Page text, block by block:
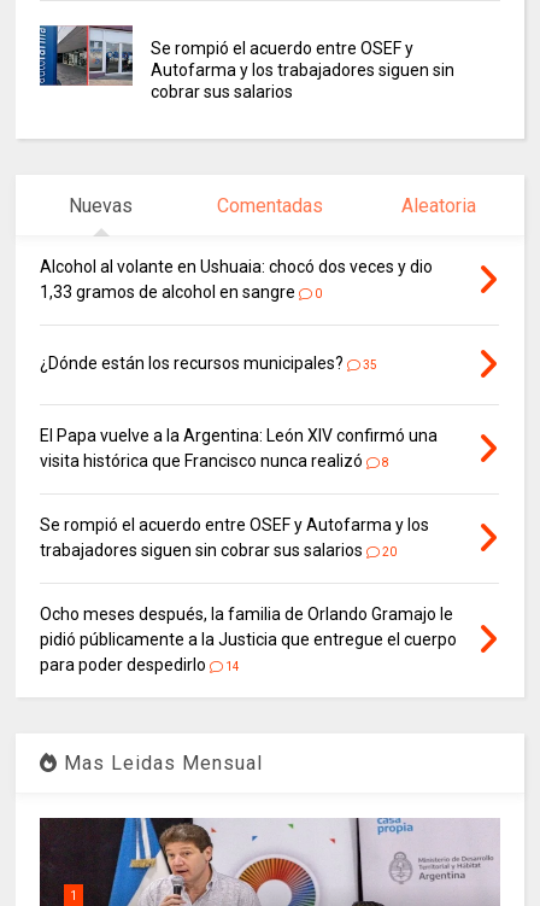
Se rompió el acuerdo entre OSEF y
Autofarma y los trabajadores siguen sin
cobrar sus salarios
Nuevas Comentadas Aleatoria
Alcohol al volante en Ushuaia: chocó dos veces y dio
1,33 gramos de alcohol en sangre
0
¿Dónde están los recursos municipales? 35
El Papa vuelve a la Argentina: León XIV confirmó una
visita histórica que Francisco nunca realizó
8
Se rompió el acuerdo entre OSEF y Autofarma y los
trabajadores siguen sin cobrar sus salarios
20
Ocho meses después, la familia de Orlando Gramajo le
pidió públicamente a la Justicia que entregue el cuerpo
para poder despedirlo
14
Mas Leidas Mensual
1